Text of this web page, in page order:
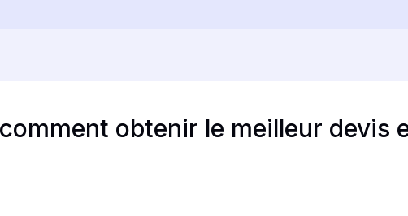
obtenir le meilleur devis